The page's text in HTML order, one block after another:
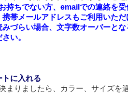
持ちでない方、emailでの連絡を
携帯メールアドレスもご利用いた
づらい場合、文字数オーバーと
い。
トに入れる
まりましたら、カラー、サイズを